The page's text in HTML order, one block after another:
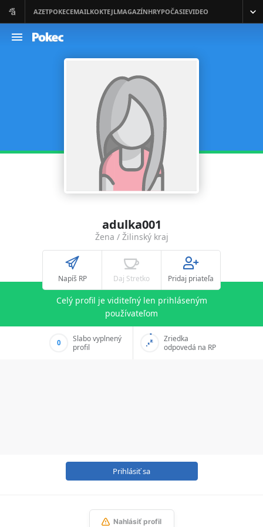
adulka001
Žena / Žilinský kraj
Napíš RP Daj Stretko Pridaj priateľa
Celý profil je viditeľný len prihláseným
používateľom
0
Slabo vyplnený
profil
Zriedka
odpovedá na RP
Prihlásiť sa
Nahlásiť profil